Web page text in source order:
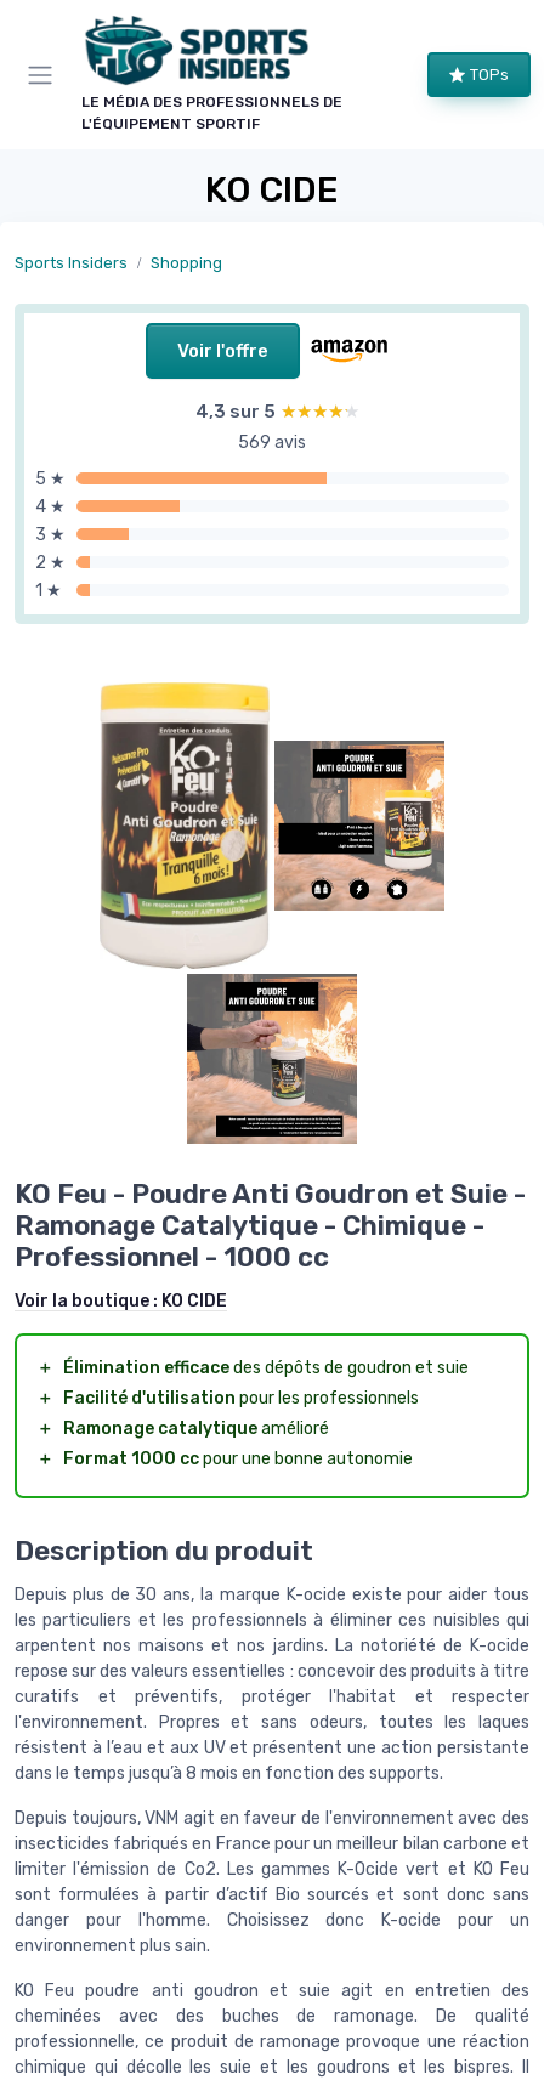
LE MÉDIA DES PROFESSIONNELS DE
L'ÉQUIPEMENT SPORTIF
TOPs
KO CIDE
Sports Insiders Shopping
Voir l'offre
4,3 sur 5 ★★★★★
★★★★★
569 avis
5 ★
4 ★
3 ★
2 ★
1 ★
KO Feu - Poudre Anti Goudron et Suie -
Ramonage Catalytique - Chimique -
Professionnel - 1000 cc
Voir la boutique : KO CIDE
＋ Élimination efficacedes dépôts de goudron et suie
＋
Facilité d'utilisation pour les professionnels
＋
Ramonage catalytiqueamélioré
＋
Format 1000 ccpour une bonne autonomie
Description du produit
Depuis plus de 30 ans, la marque K-ocide existe pour aider tous
les particuliers et les professionnels à éliminer ces nuisibles qui
arpentent nos maisons et nos jardins. La notoriété de K-ocide
repose sur des valeurs essentielles : concevoir des produits à titre
curatifs et préventifs, protéger l'habitat et respecter
l'environnement. Propres et sans odeurs, toutes les laques
résistent à l’eau et aux UV et présentent une action persistante
dans le temps jusqu’à 8 mois en fonction des supports.
Depuis toujours, VNM agit en faveur de l'environnement avec des
insecticides fabriqués en France pour un meilleur bilan carbone et
limiter l'émission de Co2. Les gammes K-Ocide vert et KO Feu
sont formulées à partir d’actif Bio sourcés et sont donc sans
danger pour l'homme. Choisissez donc K-ocide pour un
environnement plus sain.
KO Feu poudre anti goudron et suie agit en entretien des
cheminées avec des buches de ramonage. De qualité
professionnelle, ce produit de ramonage provoque une réaction
chimique qui décolle les suie et les goudrons et les bispres. Il
Panneau de gestion des cookies